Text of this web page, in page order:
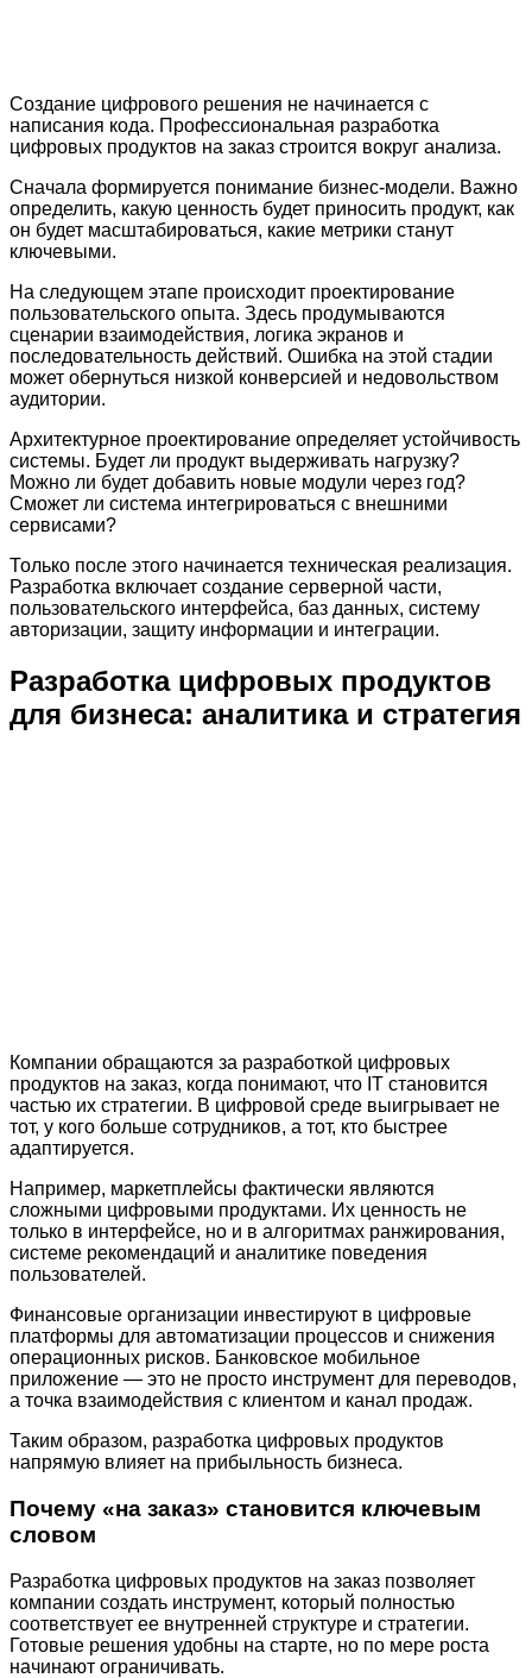
Создание цифрового решения не начинается с
написания кода. Профессиональная разработка
цифровых продуктов на заказ строится вокруг анализа.
Сначала формируется понимание бизнес-модели. Важно
определить, какую ценность будет приносить продукт, как
он будет масштабироваться, какие метрики станут
ключевыми.
На следующем этапе происходит проектирование
пользовательского опыта. Здесь продумываются
сценарии взаимодействия, логика экранов и
последовательность действий. Ошибка на этой стадии
может обернуться низкой конверсией и недовольством
аудитории.
Архитектурное проектирование определяет устойчивость
системы. Будет ли продукт выдерживать нагрузку?
Можно ли будет добавить новые модули через год?
Сможет ли система интегрироваться с внешними
сервисами?
Только после этого начинается техническая реализация.
Разработка включает создание серверной части,
пользовательского интерфейса, баз данных, систему
авторизации, защиту информации и интеграции.
Разработка цифровых продуктов
для бизнеса: аналитика и стратегия
Компании обращаются за разработкой цифровых
продуктов на заказ, когда понимают, что IT становится
частью их стратегии. В цифровой среде выигрывает не
тот, у кого больше сотрудников, а тот, кто быстрее
адаптируется.
Например, маркетплейсы фактически являются
сложными цифровыми продуктами. Их ценность не
только в интерфейсе, но и в алгоритмах ранжирования,
системе рекомендаций и аналитике поведения
пользователей.
Финансовые организации инвестируют в цифровые
платформы для автоматизации процессов и снижения
операционных рисков. Банковское мобильное
приложение — это не просто инструмент для переводов,
а точка взаимодействия с клиентом и канал продаж.
Таким образом, разработка цифровых продуктов
напрямую влияет на прибыльность бизнеса.
Почему «на заказ» становится ключевым
словом
Разработка цифровых продуктов на заказ позволяет
компании создать инструмент, который полностью
соответствует ее внутренней структуре и стратегии.
Готовые решения удобны на старте, но по мере роста
начинают ограничивать.